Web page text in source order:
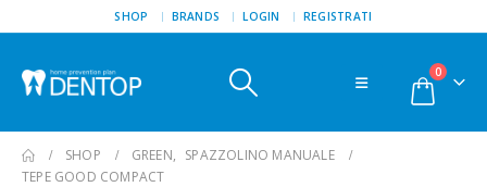
SHOP BRANDS LOGIN REGISTRATI
0
SHOP GREEN, SPAZZOLINO MANUALE
TEPE GOOD COMPACT